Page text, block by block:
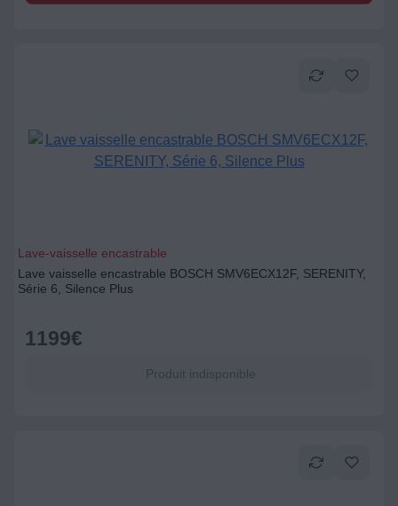
Lave-vaisselle encastrable
Lave vaisselle encastrable BOSCH SMV6ECX12F, SERENITY,
Série 6, Silence Plus
1199€
Produit indisponible